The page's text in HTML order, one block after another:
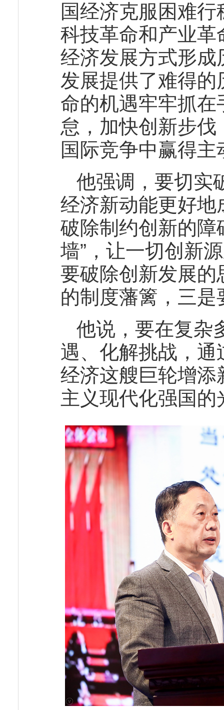
国经济克服困难
科技革命和产业
经济发展方式形
发展提供了难得
命的机遇牢牢抓
怠，加快创新步
国际竞争中赢得主
他强调，要切实
经济新动能更好
破除制约创新的障
墙”，让一切创新
要破除创新发展
的制度藩篱，三
他说，要在复杂
遇、化解挑战，
经济这艘巨轮增
主义现代化强国的